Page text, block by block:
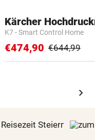
Kärcher
K7 - Smart Control Home
€474,90 €644,99
chevron_right